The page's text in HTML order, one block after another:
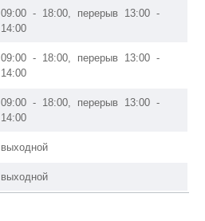
09:00 - 18:00, перерыв 13:00 -
14:00
09:00 - 18:00, перерыв 13:00 -
14:00
09:00 - 18:00, перерыв 13:00 -
14:00
выходной
выходной